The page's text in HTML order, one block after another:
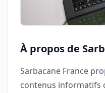
À propos de
Sarbacane France
contenus informatifs